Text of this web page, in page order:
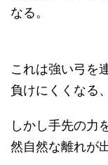
なる。
これは強い弓を
負けにくくなる
しかし手先の力
然自然な離れが